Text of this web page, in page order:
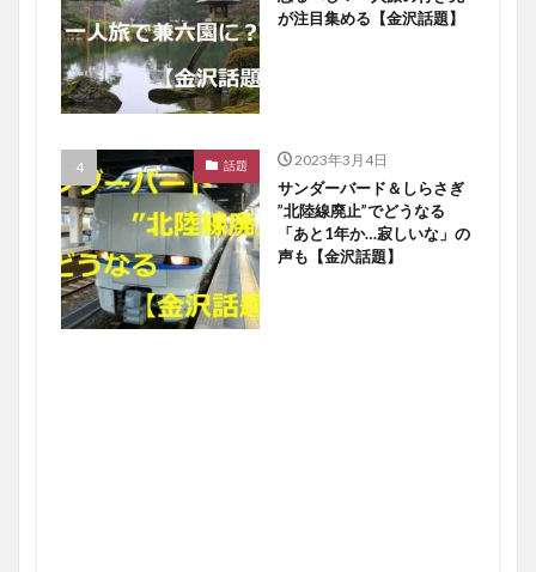
が注目集める【金沢話題】
話題 2023年3月4日
サンダーバード＆しらさぎ
”北陸線廃止”でどうなる
「あと1年か…寂しいな」の
声も【金沢話題】